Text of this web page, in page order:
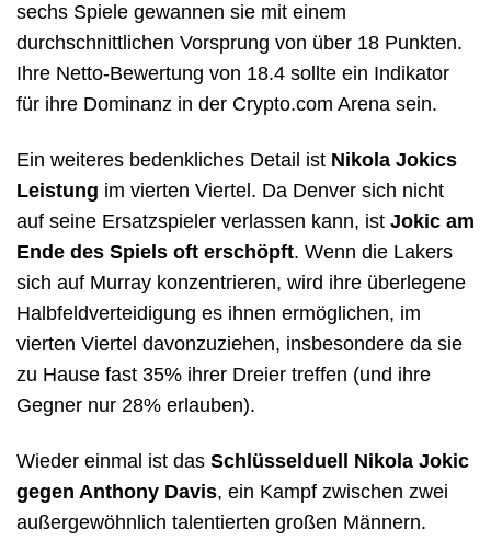
sechs Spiele gewannen sie mit einem
durchschnittlichen Vorsprung von über 18 Punkten.
Ihre Netto-Bewertung von 18.4 sollte ein Indikator
für ihre Dominanz in der Crypto.com Arena sein.
Ein weiteres bedenkliches Detail ist Nikola Jokics
Leistung im vierten Viertel. Da Denver sich nicht
auf seine Ersatzspieler verlassen kann, ist Jokic am
Ende des Spiels oft erschöpft. Wenn die Lakers
sich auf Murray konzentrieren, wird ihre überlegene
Halbfeldverteidigung es ihnen ermöglichen, im
vierten Viertel davonzuziehen, insbesondere da sie
zu Hause fast 35% ihrer Dreier treffen (und ihre
Gegner nur 28% erlauben).
Wieder einmal ist das Schlüsselduell Nikola Jokic
gegen Anthony Davis, ein Kampf zwischen zwei
außergewöhnlich talentierten großen Männern.